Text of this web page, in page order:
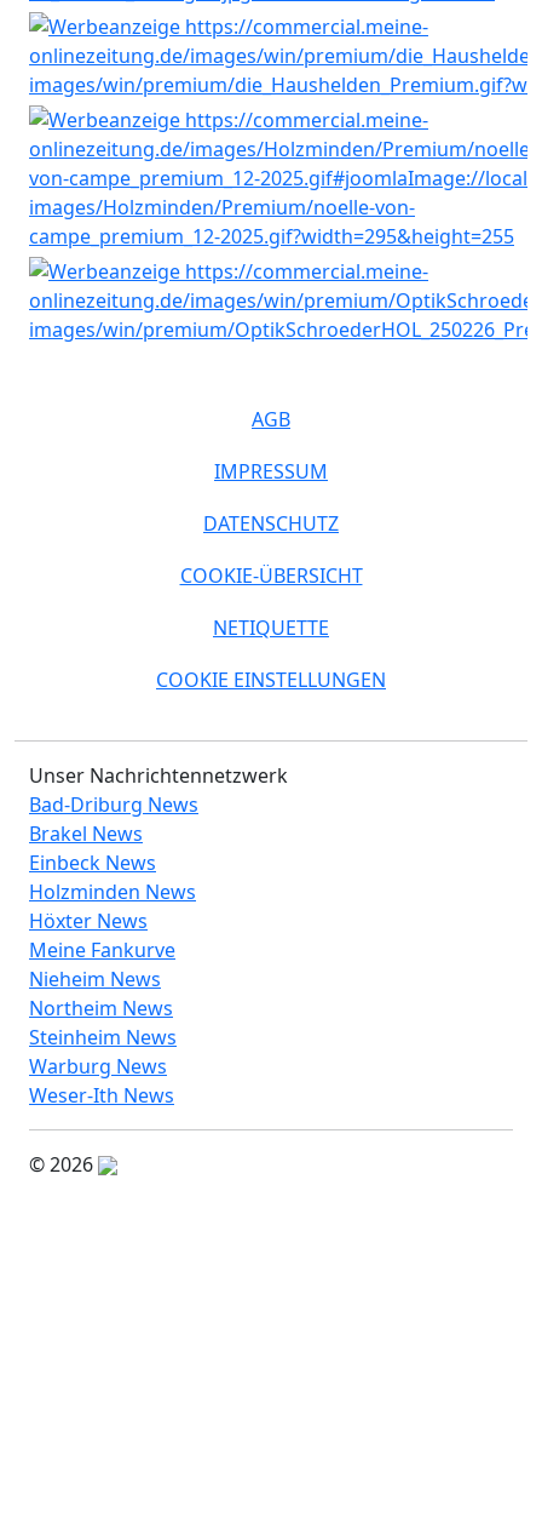
AGB
IMPRESSUM
DATENSCHUTZ
COOKIE-ÜBERSICHT
NETIQUETTE
COOKIE EINSTELLUNGEN
Unser Nachrichtennetzwerk
Bad-Driburg News
Brakel News
Einbeck News
Holzminden News
Höxter News
Meine Fankurve
Nieheim News
Northeim News
Steinheim News
Warburg News
Weser-Ith News
© 2026